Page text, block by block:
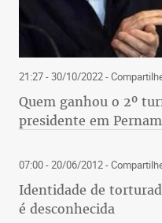
21:27 - 30/10/2022-
Quem ganhou o 2º
presidente em
07:00 - 20/06/2012-
Identidade de
é desconhecida